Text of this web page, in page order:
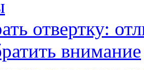
отвертку:
внимание